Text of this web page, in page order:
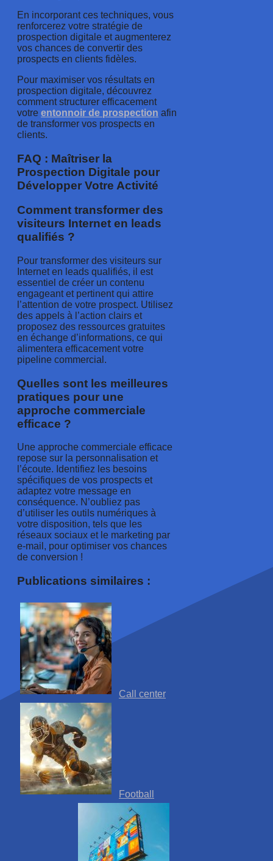
En incorporant ces techniques, vous
renforcerez votre stratégie de
prospection digitale et augmenterez
vos chances de convertir des
prospects en clients fidèles.
Pour maximiser vos résultats en
prospection digitale, découvrez
comment structurer efficacement
votre entonnoir de prospection afin
de transformer vos prospects en
clients.
FAQ : Maîtriser la
Prospection Digitale pour
Développer Votre Activité
Comment transformer des
visiteurs Internet en leads
qualifiés ?
Pour transformer des visiteurs sur
Internet en leads qualifiés, il est
essentiel de créer un contenu
engageant et pertinent qui attire
l’attention de votre prospect. Utilisez
des appels à l’action clairs et
proposez des ressources gratuites
en échange d’informations, ce qui
alimentera efficacement votre
pipeline commercial.
Quelles sont les meilleures
pratiques pour une
approche commerciale
efficace ?
Une approche commerciale efficace
repose sur la personnalisation et
l’écoute. Identifiez les besoins
spécifiques de vos prospects et
adaptez votre message en
conséquence. N’oubliez pas
d’utiliser les outils numériques à
votre disposition, tels que les
réseaux sociaux et le marketing par
e-mail, pour optimiser vos chances
de conversion !
Publications similaires :
Call center
Football